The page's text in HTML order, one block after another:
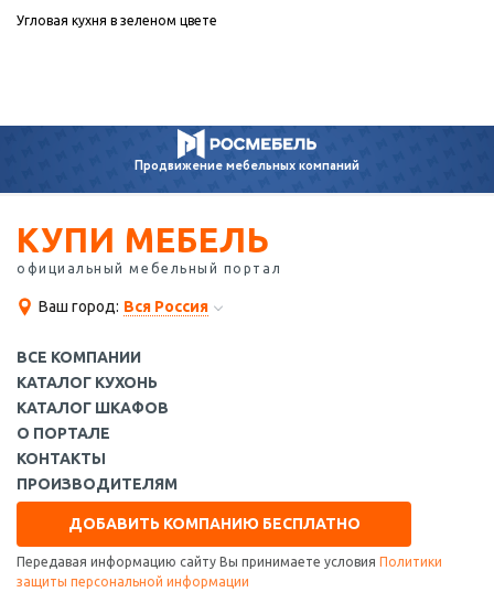
Угловая кухня в зеленом цвете
Продвижениемебельных компаний
КУПИ МЕБЕЛЬ
официальный мебельный портал
Ваш город: Вся Россия
ВСЕ КОМПАНИИ
КАТАЛОГ КУХОНЬ
КАТАЛОГ ШКАФОВ
О ПОРТАЛЕ
КОНТАКТЫ
ПРОИЗВОДИТЕЛЯМ
ДОБАВИТЬ КОМПАНИЮ БЕСПЛАТНО
Передавая информацию сайту Вы принимаете условия Политики
защиты персональной информации